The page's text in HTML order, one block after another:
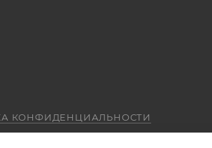
КОНФИДЕНЦИАЛЬНОСТИ